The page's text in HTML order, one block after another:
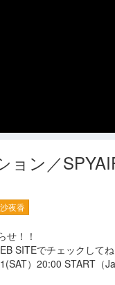
ン／
沙夜香
せ！！
SITEでチェックしてね
）20:00 START（